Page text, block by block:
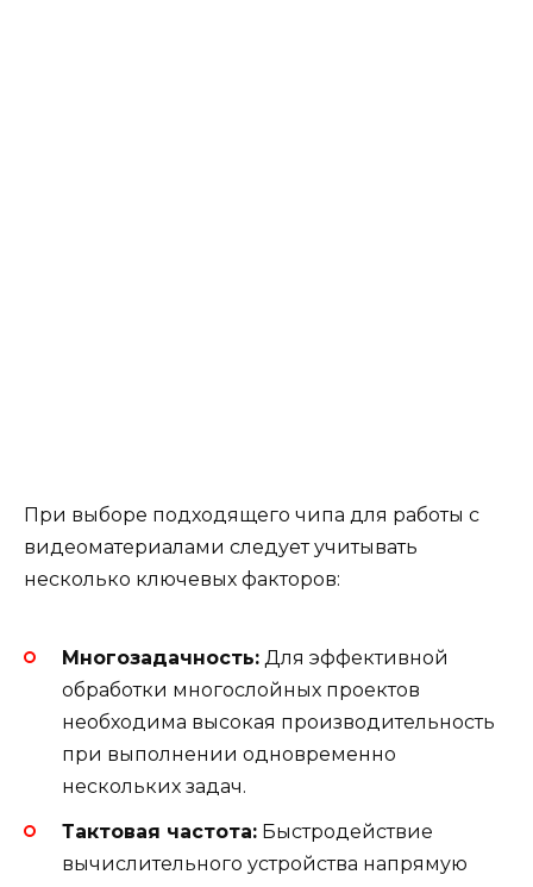
При выборе подходящего чипа для работы с
видеоматериалами следует учитывать
несколько ключевых факторов:
Многозадачность: Для эффективной
обработки многослойных проектов
необходима высокая производительность
при выполнении одновременно
нескольких задач.
Тактовая частота: Быстродействие
вычислительного устройства напрямую